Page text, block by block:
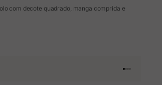
com decote quadrado, manga comprida e
Ir para o
Ir para o
Ir para o
Ir para o